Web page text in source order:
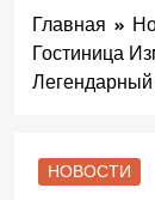
Главная
Гостиница
Легендарный
НОВОСТИ